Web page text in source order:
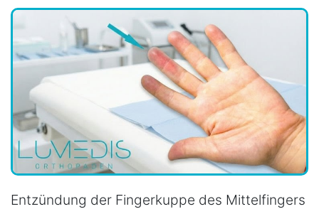
Entzündung der Fingerkuppe des Mittelfingers